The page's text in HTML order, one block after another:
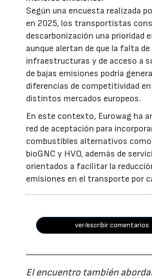
Según una encuesta realizada
en 2025, los transportistas
descarbonización una prioridad
aunque alertan de que la falta de
infraestructuras y de acceso a
de bajas emisiones podría
diferencias de competitividad
distintos mercados europeos.
En este contexto, Eurowag ha
red de aceptación para
combustibles alternativos como
bioGNC y HVO, además de
orientados a facilitar la
emisiones en el transporte por
ver/escribir comentarios
El encuentro también